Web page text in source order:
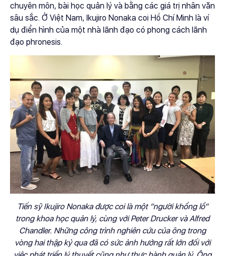
chuyên môn, bài học quản lý và bằng các giá trị nhân văn
sâu sắc. Ở Việt Nam, Ikujiro Nonaka coi Hồ Chí Minh là ví
dụ điển hình của một nhà lãnh đạo có phong cách lãnh
đạo phronesis.
Tiến sỹ Ikujiro Nonaka được coi là một “người khổng lồ”
trong khoa học quản lý, cùng với Peter Drucker và Alfred
Chandler. Những công trình nghiên cứu của ông trong
vòng hai thập kỷ qua đã có sức ảnh hưởng rất lớn đối với